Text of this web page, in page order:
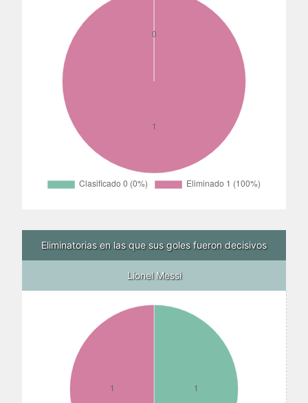
Eliminatorias en las que sus goles fueron decisivos
Lionel Messi